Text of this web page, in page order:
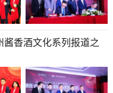
酱香酒文化系列报道之